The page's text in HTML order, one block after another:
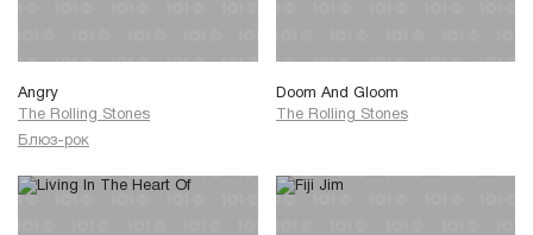
Angry
The Rolling Stones
Блюз-рок
Doom And Gloom
The Rolling Stones